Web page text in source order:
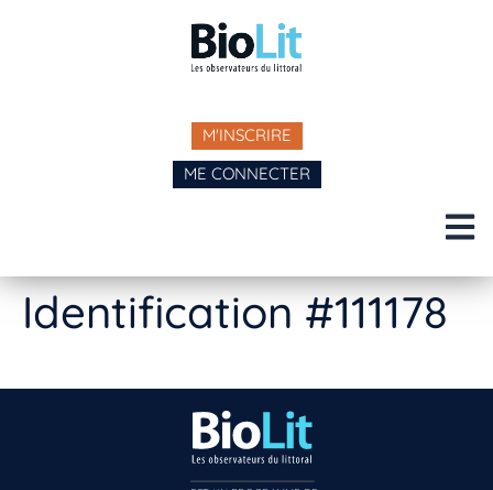
M'INSCRIRE
ME CONNECTER
Identification #111178